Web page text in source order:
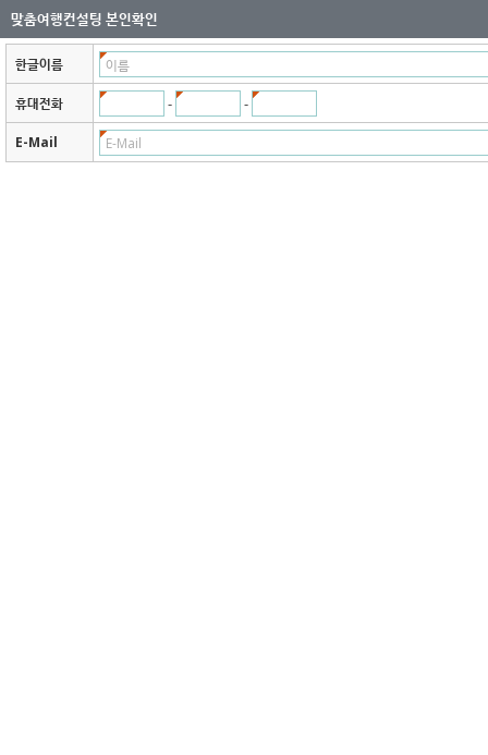
맞춤여행컨설팅 본인확인
한글이름
휴대전화 - -
E-Mail